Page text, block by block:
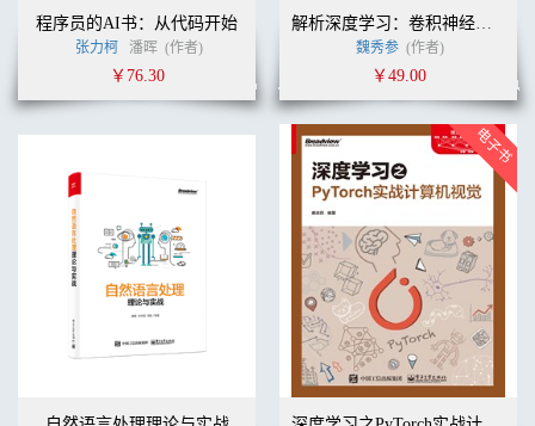
程序员的AI书：从代码开始
张力柯 潘晖 (作者)
￥76.30
解析深度学习：卷积神经网络原理与视觉实践
魏秀参 (作者)
￥49.00